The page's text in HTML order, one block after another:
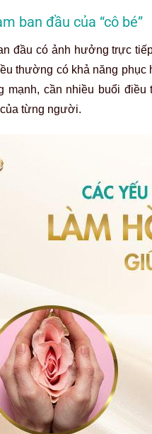
ban đầu của “cô bé”
đầu có ảnh hưởng trực
thường có khả năng
mạnh, cần nhiều buổi
từng người.